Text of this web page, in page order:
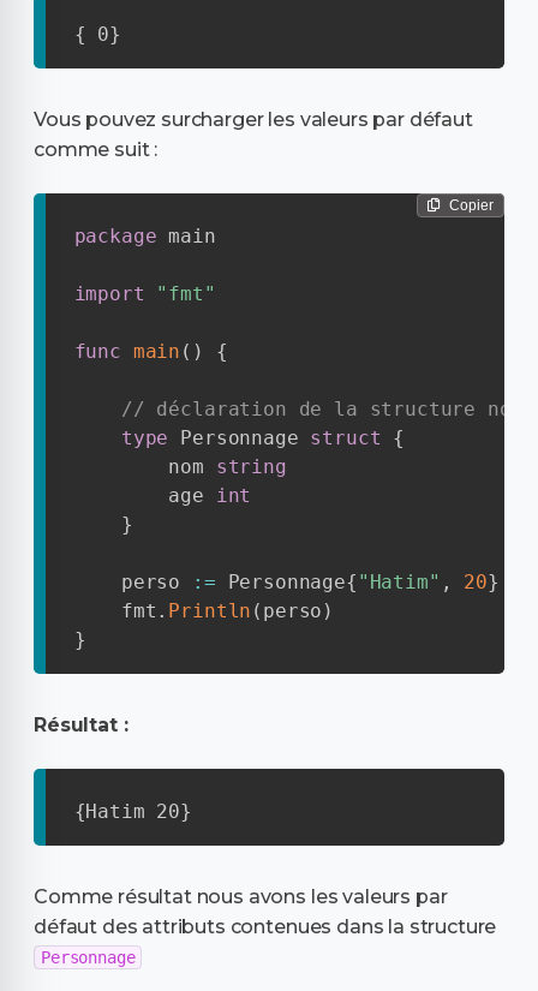
{ 0}
Vous pouvez surcharger les valeurs par défaut
comme suit :
Copier
package main
import "fmt"
func main ( ) {
// déclaration de la structure
type Personnage struct
{
        nom
string
        age
int
}
    perso
:= Personnage{ "Hatim" , 20}
    fmt
. Println ( perso )
}
Résultat :
{Hatim 20}
Comme résultat nous avons les valeurs par
défaut des attributs contenues dans la structure
Personnage